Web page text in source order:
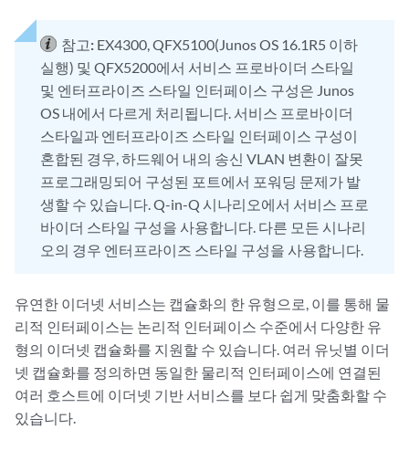
참고: EX4300, QFX5100(Junos OS 16.1R5 이하
실행) 및 QFX5200에서 서비스 프로바이더 스타일
및 엔터프라이즈 스타일 인터페이스 구성은 Junos
OS 내에서 다르게 처리됩니다. 서비스 프로바이더
스타일과 엔터프라이즈 스타일 인터페이스 구성이
혼합된 경우, 하드웨어 내의 송신 VLAN 변환이 잘못
프로그래밍되어 구성된 포트에서 포워딩 문제가 발
생할 수 있습니다. Q-in-Q 시나리오에서 서비스 프로
바이더 스타일 구성을 사용합니다. 다른 모든 시나리
오의 경우 엔터프라이즈 스타일 구성을 사용합니다.
유연한 이더넷 서비스는 캡슐화의 한 유형으로, 이를 통해 물
리적 인터페이스는 논리적 인터페이스 수준에서 다양한 유
형의 이더넷 캡슐화를 지원할 수 있습니다. 여러 유닛별 이더
넷 캡슐화를 정의하면 동일한 물리적 인터페이스에 연결된
여러 호스트에 이더넷 기반 서비스를 보다 쉽게 맞춤화할 수
있습니다.